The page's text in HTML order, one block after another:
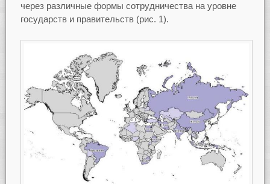
через различные формы сотрудничества на уровне
государств и правительств (рис. 1).